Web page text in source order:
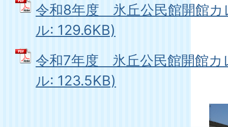
令和8年度 氷丘公民館開館カ
ル: 129.6KB)
令和7年度 氷丘公民館開館カ
ル: 123.5KB)